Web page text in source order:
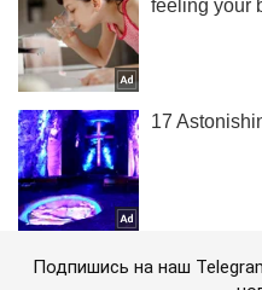
Подпишись на наш